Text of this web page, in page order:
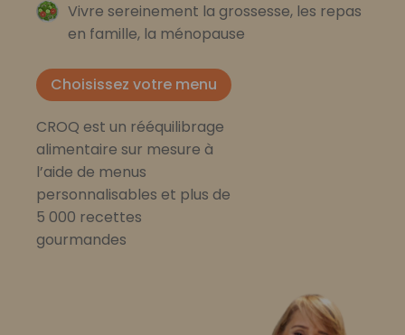
Vivre sereinement la grossesse, les repas
en famille, la ménopause
Choisissez votre menu
CROQ est un rééquilibrage
alimentaire sur mesure à
l’aide de menus
personnalisables et plus de
5 000 recettes
gourmandes